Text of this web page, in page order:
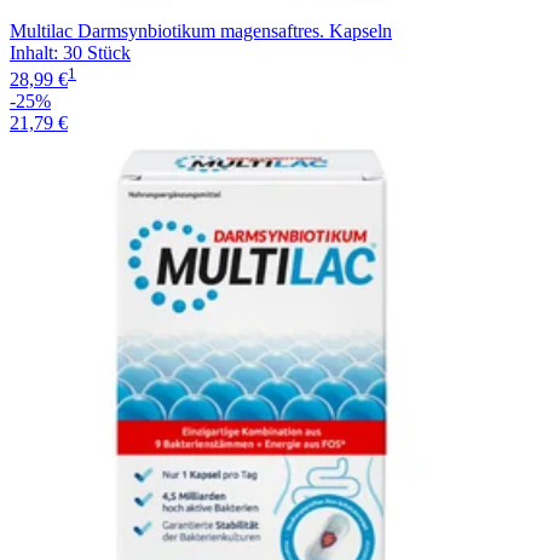
Multilac Darmsynbiotikum magensaftres. Kapseln
Inhalt: 30 Stück
28,99 €1
-25%
21,79 €